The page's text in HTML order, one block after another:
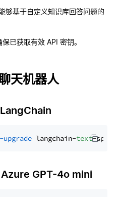
够基于自定义知识库回答问题的
已获取有效 API 密钥。
天机器人
upgrade langchain-text
GPT-4o mini